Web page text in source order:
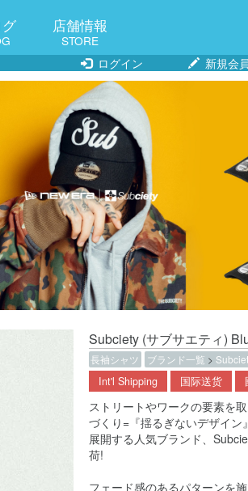
店舗情報
STORE
ログイン
新規会
Subciety (サブサエティ)
長袖シャツ ブランド一覧 >
Int'l Shipping 国际送货
ストリートやワークの要素を
づくり=『揺るぎないデザイ
展開する人気ブランド、
荷!
フェード感のあるパターンを